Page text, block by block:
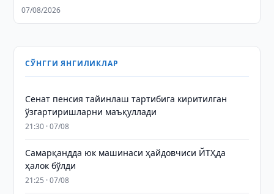
07/08/2026
СЎНГГИ ЯНГИЛИКЛАР
Сенат пенсия тайинлаш тартибига киритилган
ўзгартиришларни маъқуллади
21:30 · 07/08
Самарқандда юк машинаси ҳайдовчиси ЙТҲда
ҳалок бўлди
21:25 · 07/08